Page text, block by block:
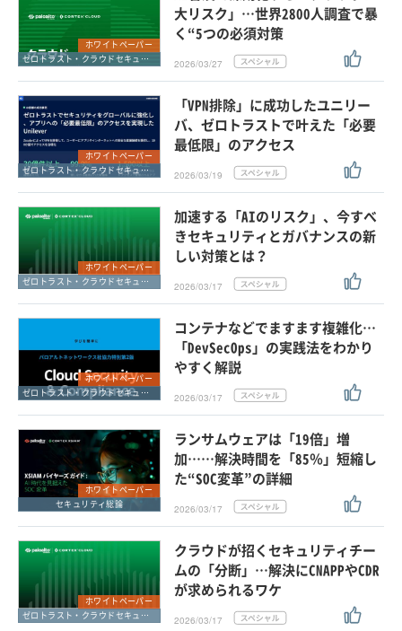
ホワイトペーパー
ゼロトラスト・クラウドセキュリティ・SASE
大リスク」…世界2800人調査で暴
く“5つの必須対策
2026/03/27
ホワイトペーパー
ゼロトラスト・クラウドセキュリティ・SASE
「VPN排除」に成功したユニリー
バ、ゼロトラストで叶えた「必要
最低限」のアクセス
2026/03/19
ホワイトペーパー
ゼロトラスト・クラウドセキュリティ・SASE
加速する「AIのリスク」、今すべ
きセキュリティとガバナンスの新
しい対策とは？
2026/03/17
ホワイトペーパー
ゼロトラスト・クラウドセキュリティ・SASE
コンテナなどでますます複雑化…
「DevSecOps」の実践法をわかり
やすく解説
2026/03/17
ホワイトペーパー
セキュリティ総論
ランサムウェアは「19倍」増
加……解決時間を「85％」短縮し
た“SOC変革”の詳細
2026/03/17
ホワイトペーパー
ゼロトラスト・クラウドセキュリティ・SASE
クラウドが招くセキュリティチー
ムの「分断」…解決にCNAPPやCDR
が求められるワケ
2026/03/17